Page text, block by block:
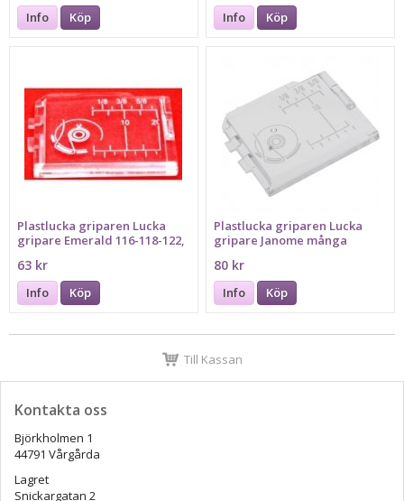
MC6650, MC6700P,
MC8200QCPSE
Info Köp Info Köp
Plastlucka griparen Lucka
gripare Emerald 116-118-122,
3123, 3023, MC8000, Pfaff 1132
63 kr
Info Köp
Plastlucka griparen Lucka
gripare Janome många
80 kr
Info Köp
Till Kassan
Kontakta oss
Björkholmen 1
44791 Vårgårda
Lagret
Snickargatan 2